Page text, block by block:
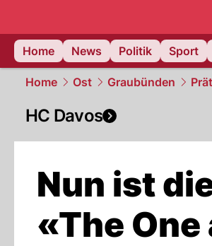
Home
News Politik Sport
Home Ost Graubünden
HC Davos
Nun ist
«The